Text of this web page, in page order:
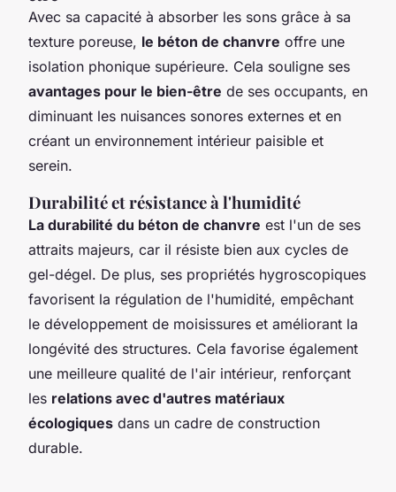
Avec sa capacité à absorber les sons grâce à sa
texture poreuse, le béton de chanvre offre une
isolation phonique supérieure. Cela souligne ses
avantages pour le bien-être de ses occupants, en
diminuant les nuisances sonores externes et en
créant un environnement intérieur paisible et
serein.
Durabilité et résistance à l'humidité
La durabilité du béton de chanvre est l'un de ses
attraits majeurs, car il résiste bien aux cycles de
gel-dégel. De plus, ses propriétés hygroscopiques
favorisent la régulation de l'humidité, empêchant
le développement de moisissures et améliorant la
longévité des structures. Cela favorise également
une meilleure qualité de l'air intérieur, renforçant
les relations avec d'autres matériaux
écologiques dans un cadre de construction
durable.